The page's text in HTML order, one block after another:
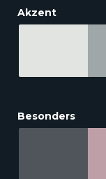
Akzent
Besonders